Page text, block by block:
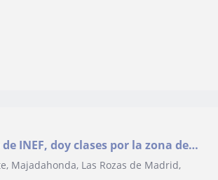
INEF, doy clases por la zona de
no dudeis en preguntarme
Majadahonda, Las Rozas de Madrid,